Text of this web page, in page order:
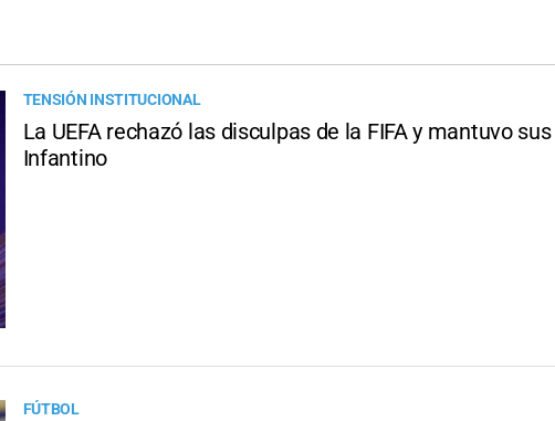
TENSIÓN INSTITUCIONAL
La UEFA rechazó las disculpas de la FIFA y mantuvo
Infantino
FÚTBOL